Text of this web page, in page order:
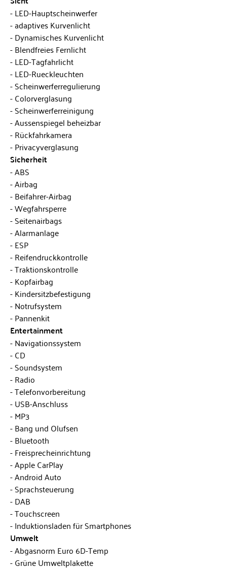
LED-Hauptscheinwerfer
adaptives Kurvenlicht
Dynamisches Kurvenlicht
Blendfreies Fernlicht
LED-Tagfahrlicht
LED-Rueckleuchten
Scheinwerferregulierung
Colorverglasung
Scheinwerferreinigung
Aussenspiegel beheizbar
Rückfahrkamera
Privacyverglasung
Sicherheit
ABS
Airbag
Beifahrer-Airbag
Wegfahrsperre
Seitenairbags
Alarmanlage
ESP
Reifendruckkontrolle
Traktionskontrolle
Kopfairbag
Kindersitzbefestigung
Notrufsystem
Pannenkit
Entertainment
Navigationssystem
CD
Soundsystem
Radio
Telefonvorbereitung
USB-Anschluss
MP3
Bang und Olufsen
Bluetooth
Freisprecheinrichtung
Apple CarPlay
Android Auto
Sprachsteuerung
DAB
Touchscreen
Induktionsladen für Smartphones
Umwelt
Abgasnorm Euro 6D-Temp
Grüne Umweltplakette